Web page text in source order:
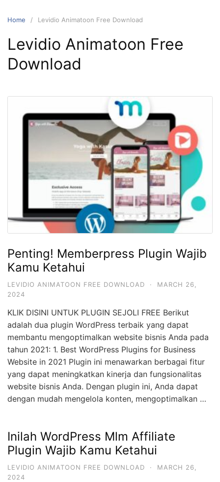
Home Levidio Animatoon Free Download
Levidio Animatoon Free
Download
Penting! Memberpress Plugin Wajib
Kamu Ketahui
LEVIDIO ANIMATOON FREE DOWNLOAD ·
MARCH 26,
2024
KLIK DISINI UNTUK PLUGIN SEJOLI FREE Berikut
adalah dua plugin WordPress terbaik yang dapat
membantu mengoptimalkan website bisnis Anda pada
tahun 2021: 1. Best WordPress Plugins for Business
Website in 2021 Plugin ini menawarkan berbagai fitur
yang dapat meningkatkan kinerja dan fungsionalitas
website bisnis Anda. Dengan plugin ini, Anda dapat
dengan mudah mengelola konten, mengoptimalkan …
Inilah WordPress Mlm Affiliate
Plugin Wajib Kamu Ketahui
LEVIDIO ANIMATOON FREE DOWNLOAD ·
MARCH 26,
2024